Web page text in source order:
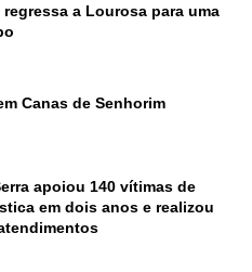
regressa a Lourosa para uma
Canas de Senhorim
apoiou 140 vítimas de
em dois anos e realizou